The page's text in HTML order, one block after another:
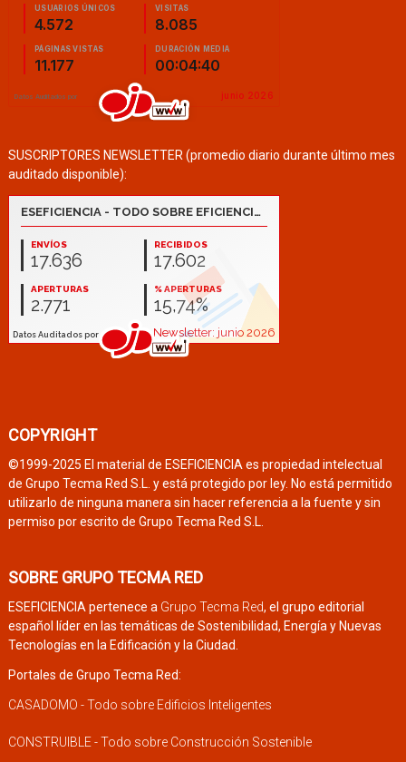
SUSCRIPTORES NEWSLETTER (promedio diario durante último mes
auditado disponible):
COPYRIGHT
©1999-2025 El material de ESEFICIENCIA es propiedad intelectual
de Grupo Tecma Red S.L. y está protegido por ley. No está permitido
utilizarlo de ninguna manera sin hacer referencia a la fuente y sin
permiso por escrito de Grupo Tecma Red S.L.
SOBRE GRUPO TECMA RED
ESEFICIENCIA pertenece a Grupo Tecma Red, el grupo editorial
español líder en las temáticas de Sostenibilidad, Energía y Nuevas
Tecnologías en la Edificación y la Ciudad.
Portales de Grupo Tecma Red:
CASADOMO - Todo sobre Edificios Inteligentes
CONSTRUIBLE - Todo sobre Construcción Sostenible